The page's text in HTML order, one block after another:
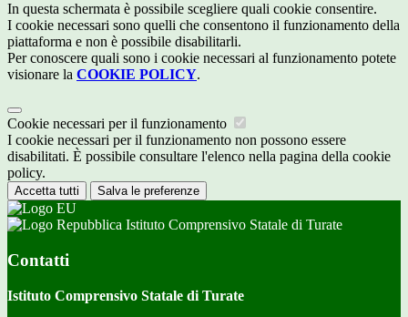
In questa schermata è possibile scegliere quali cookie consentire.
I cookie necessari sono quelli che consentono il funzionamento della
piattaforma e non è possibile disabilitarli.
Per conoscere quali sono i cookie necessari al funzionamento potete
visionare la COOKIE POLICY.
Cookie necessari per il funzionamento
I cookie necessari per il funzionamento non possono essere
disabilitati. È possibile consultare l'elenco nella pagina della cookie
policy.
Accetta tutti Salva le preferenze
Istituto Comprensivo Statale di Turate
Contatti
Istituto Comprensivo Statale di Turate